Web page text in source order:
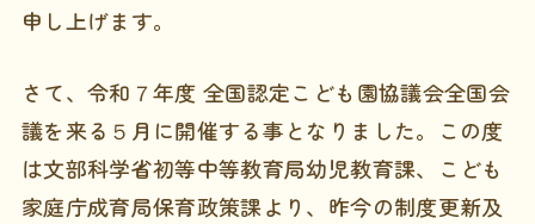
申し上げます。
さて、令和７年度 全国認定こども園協議会全国会
議を来る５月に開催する事となりました。この度
は文部科学省初等中等教育局幼児教育課、こども
家庭庁成育局保育政策課より、昨今の制度更新及